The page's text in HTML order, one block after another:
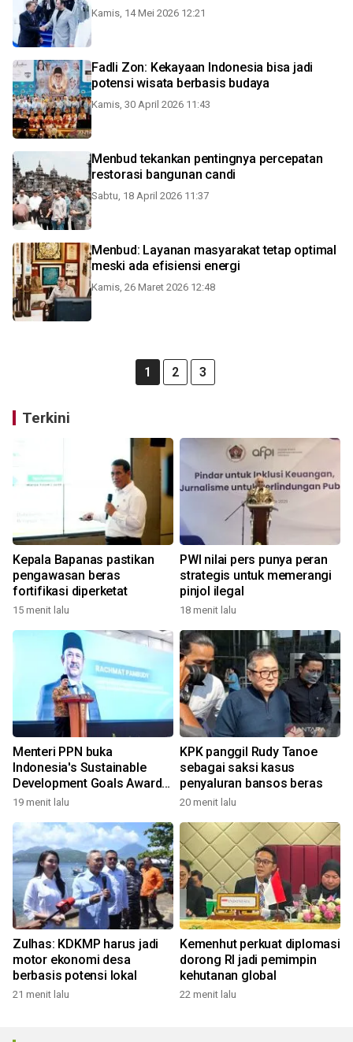
Kamis, 14 Mei 2026 12:21
Fadli Zon: Kekayaan Indonesia bisa jadi
potensi wisata berbasis budaya
Kamis, 30 April 2026 11:43
Menbud tekankan pentingnya percepatan
restorasi bangunan candi
Sabtu, 18 April 2026 11:37
Menbud: Layanan masyarakat tetap optimal
meski ada efisiensi energi
Kamis, 26 Maret 2026 12:48
1 2 3
Terkini
Kepala Bapanas pastikan
pengawasan beras
fortifikasi diperketat
15 menit lalu
PWI nilai pers punya peran
strategis untuk memerangi
pinjol ilegal
18 menit lalu
Menteri PPN buka
Indonesia's Sustainable
Development Goals Award
2026
19 menit lalu
KPK panggil Rudy Tanoe
sebagai saksi kasus
penyaluran bansos beras
20 menit lalu
Zulhas: KDKMP harus jadi
motor ekonomi desa
berbasis potensi lokal
21 menit lalu
Kemenhut perkuat diplomasi
dorong RI jadi pemimpin
kehutanan global
22 menit lalu